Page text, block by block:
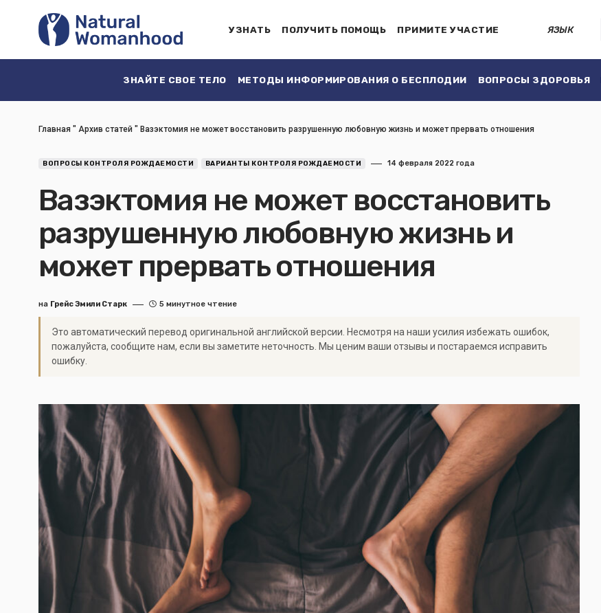
УЗНАТЬ ПОЛУЧИТЬ ПОМОЩЬ ПРИМИТЕ УЧАСТИЕ ЯЗЫК
ЗНАЙТЕ СВОЕ ТЕЛО МЕТОДЫ ИНФОРМИРОВАНИЯ О БЕСПЛОДИИ ВОПРОСЫ ЗДОРОВЬЯ
Главная " Архив статей " Вазэктомия не может восстановить разрушенную любовную жизнь и может прервать отношения
ВОПРОСЫ КОНТРОЛЯ РОЖДАЕМОСТИ ВАРИАНТЫ КОНТРОЛЯ РОЖДАЕМОСТИ 14 февраля 2022 года
Вазэктомия не может восстановить
разрушенную любовную жизнь и
может прервать отношения
на Грейс Эмили Старк 5 минутное чтение
Это автоматический перевод оригинальной английской версии. Несмотря на наши усилия избежать ошибок,
пожалуйста, сообщите нам, если вы заметите неточность. Мы ценим ваши отзывы и постараемся исправить
ошибку.